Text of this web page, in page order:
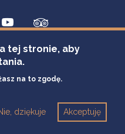
tej stronie, aby
na to zgodę.
Akceptuję
dziękuje